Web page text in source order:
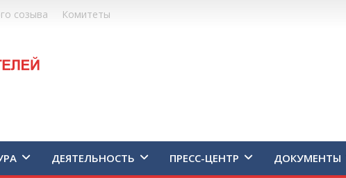
созыва Комитеты
ДЕЯТЕЛЬНОСТЬ ПРЕСС-ЦЕНТР ДОКУМЕНТЫ